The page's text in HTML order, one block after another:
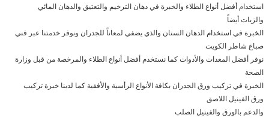
استخدام أفضل أنواع الطلاء والخبرة في دهان الترخيم والتعتيق والدهان المائي
والزيات أيضاً
الخبرة في استخدام الدهان الستان والذي يضفي لمعاناً للجدران ونوفر خدمتنا عبر فني
صباغ شاطر الكويت
نوفر أفضل المعدات والأدوات كما نستخدم أفضل أنواع الطلاء والمرخصة من قبل وزارة
الصحة
الخبرة في تركيب ورق الجدران بكافة الأنواع الرأسية والأفقية كما لدينا خبرة تركيب
ورق الفينيل اللاصق
والدعم بالورق والفينيل الصلب